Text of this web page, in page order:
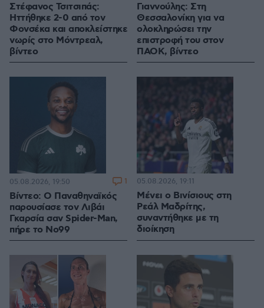
Στέφανος Τσιτσιπάς:
Ηττήθηκε 2-0 από τον
Φονσέκα και αποκλείστηκε
νωρίς στο Μόντρεαλ,
βίντεο
Γιαννούλης: Στη
Θεσσαλονίκη για να
ολοκληρώσει την
επιστροφή του στον
ΠΑΟΚ, βίντεο
Βίντεο: Ο Παναθηναϊκός
παρουσίασε τον Λιβάι
Γκαρσία σαν Spider-Man,
πήρε το Νο99
05.08.2026, 19:50 1
Μένει ο Βινίσιους στη
Ρεάλ Μαδρίτης,
συναντήθηκε με τη
διοίκηση
05.08.2026, 19:11